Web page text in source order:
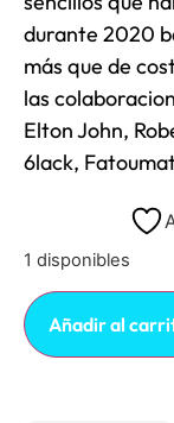
durante 2020
más que de
las
Elton John,
6lack,
1 disponibles
Añadir al